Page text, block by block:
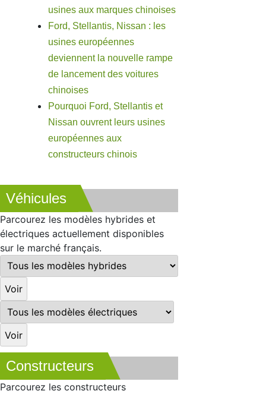
usines aux marques chinoises
Ford, Stellantis, Nissan : les
usines européennes
deviennent la nouvelle rampe
de lancement des voitures
chinoises
Pourquoi Ford, Stellantis et
Nissan ouvrent leurs usines
européennes aux
constructeurs chinois
Véhicules
Parcourez les modèles hybrides et
électriques actuellement disponibles
sur le marché français.
Constructeurs
Parcourez les constructeurs